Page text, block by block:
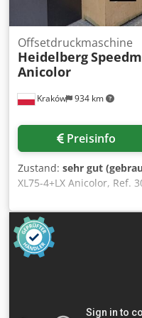
Kraków 934 km
Offsetdruckmaschine
Heidelberg
Anicolor
Preisinfo
Zustand: sehr gut
XL75-4+LX Anicolor, Ref.
Heißlufttrocknung
Millionen Drucke
Non-Stop-Einleger
Ausleger sehr guter